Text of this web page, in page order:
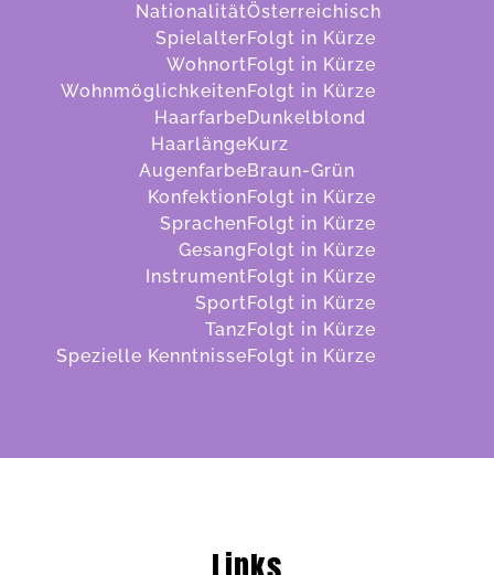
NationalitätÖsterreichisch
SpielalterFolgt in Kürze
WohnortFolgt in Kürze
WohnmöglichkeitenFolgt in Kürze
HaarfarbeDunkelblond
HaarlängeKurz
AugenfarbeBraun-Grün
KonfektionFolgt in Kürze
SprachenFolgt in Kürze
GesangFolgt in Kürze
InstrumentFolgt in Kürze
SportFolgt in Kürze
TanzFolgt in Kürze
Spezielle KenntnisseFolgt in Kürze